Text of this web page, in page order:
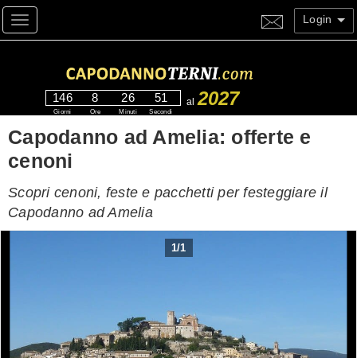
Toggle navigation Login
146
Giorni
8
Ore
26
Minuti
50
Secondi
al 2027
Capodanno ad Amelia: offerte e
cenoni
Scopri cenoni, feste e pacchetti per festeggiare il
Capodanno ad Amelia
1/1